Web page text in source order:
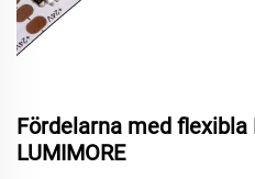
Fördelarna med flexibla
LUMIMORE